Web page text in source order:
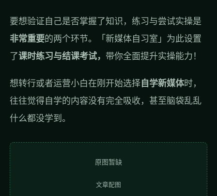
要想验证自己是否掌握了知识，练习与尝试实操是
非常重要的两个环节。「新媒体自习室」为此设置
了课时练习与结课考试， 带你全面提升实操能力！
想转行或者运营小白在刚开始选择自学新媒体时，
往往觉得自学的内容没有完全吸收，甚至脑袋乱乱
什么都没学到。
原图暂缺
文章配图